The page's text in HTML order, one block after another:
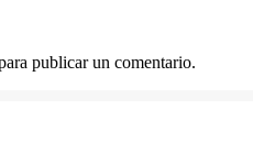
publicar un comentario.